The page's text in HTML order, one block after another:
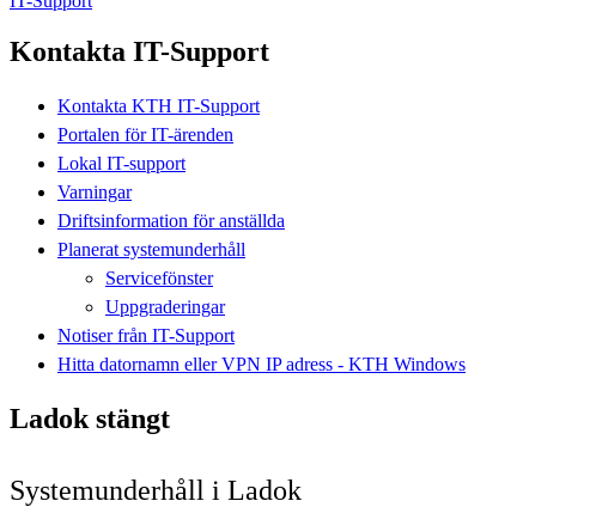
Kontakta IT-Support
Kontakta KTH IT-Support
Portalen för IT-ärenden
Lokal IT-support
Varningar
Driftsinformation för anställda
Planerat systemunderhåll
Servicefönster
Uppgraderingar
Notiser från IT-Support
Hitta datornamn eller VPN IP adress - KTH Windows
Ladok stängt
Systemunderhåll i Ladok